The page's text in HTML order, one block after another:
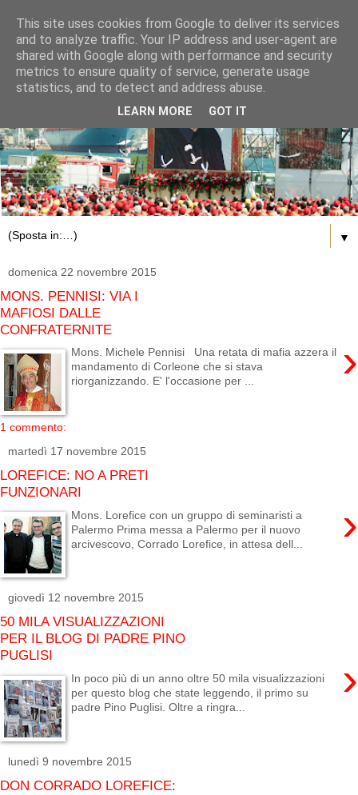
▼
domenica 22 novembre 2015
MONS. PENNISI: VIA I
MAFIOSI DALLE
CONFRATERNITE
›
Mons. Michele Pennisi Una retata di mafia azzera il
mandamento di Corleone che si stava
riorganizzando. E' l'occasione per ...
1 commento:
martedì 17 novembre 2015
LOREFICE: NO A PRETI
FUNZIONARI
›
Mons. Lorefice con un gruppo di seminaristi a
Palermo Prima messa a Palermo per il nuovo
arcivescovo, Corrado Lorefice, in attesa dell...
giovedì 12 novembre 2015
50 MILA VISUALIZZAZIONI
PER IL BLOG DI PADRE PINO
PUGLISI
›
In poco più di un anno oltre 50 mila visualizzazioni
per questo blog che state leggendo, il primo su
padre Pino Puglisi. Oltre a ringra...
lunedì 9 novembre 2015
DON CORRADO LOREFICE:
This site uses cookies from Google to deliver its services
and to analyze traffic. Your IP address and user-agent are
shared with Google along with performance and security
metrics to ensure quality of service, generate usage
statistics, and to detect and address abuse.
LEARN MORE GOT IT